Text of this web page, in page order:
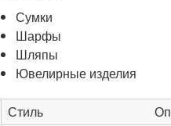
Сумки
Шарфы
Шляпы
Ювелирные изделия
Стиль